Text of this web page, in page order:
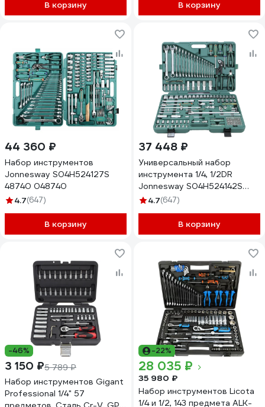
В корзину В корзину
44 360 ₽
Набор инструментов
Jonnesway S04H524127S
48740 048740
4.7(647)
В корзину
37 448 ₽
Универсальный набор
инструмента 1/4, 1/2DR
Jonnesway S04H524142S
46100
4.7(647)
В корзину
-46%
3 150 ₽5 789 ₽
Набор инструментов Gigant
Professional 1/4" 57
-22%
28 035 ₽
35 980 ₽
Набор инструментов Licota
1/4 и 1/2, 143 предмета ALK-